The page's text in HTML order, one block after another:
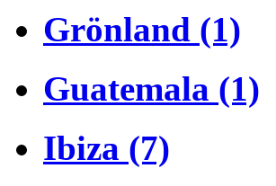
Grönland (1)
Guatemala (1)
Ibiza (7)